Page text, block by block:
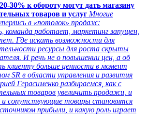
30% к обороту могут дать магазину
товаров и услуг Многие
в «потолок» продаж:
команда работает, маркетинг запущен,
Где искать возможности для
ресурсы для роста скрыты
И речь не о повышении цен, а об
клиенту больше ценности в момент
SR в области управления и развития
Герасименко разбираемся, как с
товаров увеличить продажи, и
и сопутствующие товары становятся
прибыли, и какую роль играет